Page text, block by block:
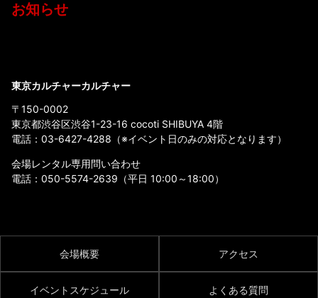
お知らせ
東京カルチャーカルチャー
〒150-0002
東京都渋谷区渋谷1-23-16 cocoti SHIBUYA 4階
電話： 03-6427-4288 （※イベント日のみの対応となります）
会場レンタル専用問い合わせ
電話： 050-5574-2639 （平日 10:00～18:00）
会場概要 アクセス
イベントスケジュール よくある質問